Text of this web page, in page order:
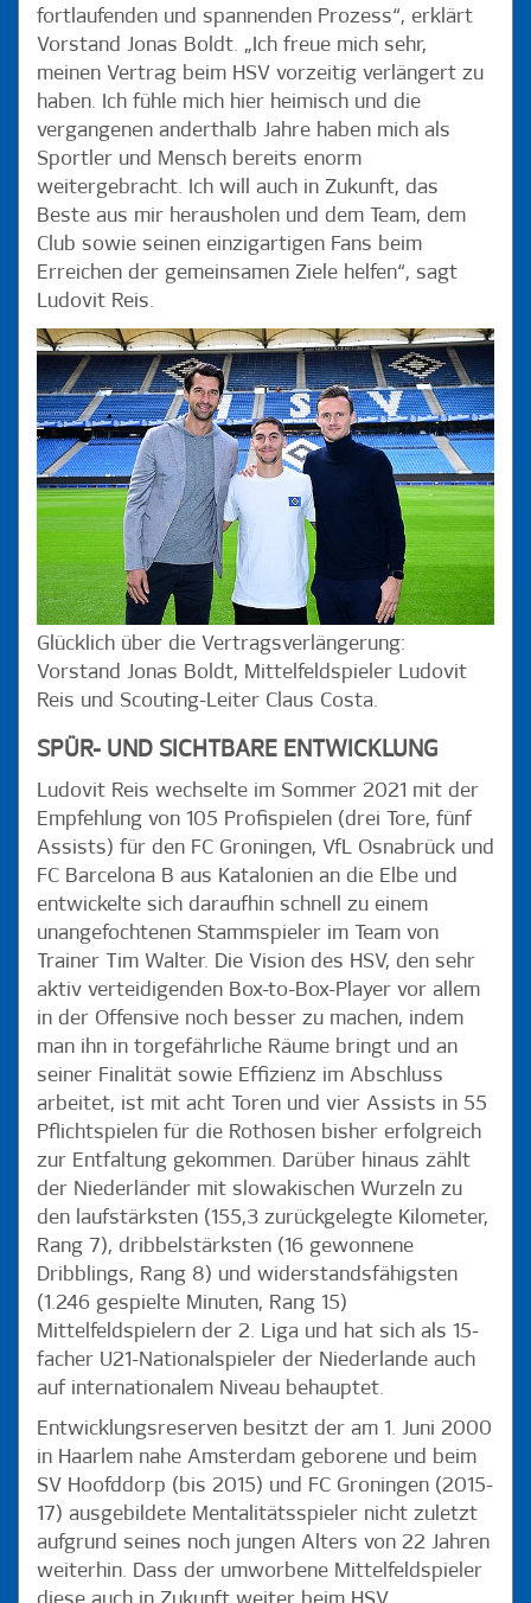
fortlaufenden und spannenden Prozess“, erklärt
Vorstand Jonas Boldt. „Ich freue mich sehr,
meinen Vertrag beim HSV vorzeitig verlängert zu
haben. Ich fühle mich hier heimisch und die
vergangenen anderthalb Jahre haben mich als
Sportler und Mensch bereits enorm
weitergebracht. Ich will auch in Zukunft, das
Beste aus mir herausholen und dem Team, dem
Club sowie seinen einzigartigen Fans beim
Erreichen der gemeinsamen Ziele helfen“, sagt
Ludovit Reis.
Glücklich über die Vertragsverlängerung:
Vorstand Jonas Boldt, Mittelfeldspieler Ludovit
Reis und Scouting-Leiter Claus Costa.
SPÜR- UND SICHTBARE ENTWICKLUNG
Ludovit Reis wechselte im Sommer 2021 mit der
Empfehlung von 105 Profispielen (drei Tore, fünf
Assists) für den FC Groningen, VfL Osnabrück und
FC Barcelona B aus Katalonien an die Elbe und
entwickelte sich daraufhin schnell zu einem
unangefochtenen Stammspieler im Team von
Trainer Tim Walter. Die Vision des HSV, den sehr
aktiv verteidigenden Box-to-Box-Player vor allem
in der Offensive noch besser zu machen, indem
man ihn in torgefährliche Räume bringt und an
seiner Finalität sowie Effizienz im Abschluss
arbeitet, ist mit acht Toren und vier Assists in 55
Pflichtspielen für die Rothosen bisher erfolgreich
zur Entfaltung gekommen. Darüber hinaus zählt
der Niederländer mit slowakischen Wurzeln zu
den laufstärksten (155,3 zurückgelegte Kilometer,
Rang 7), dribbelstärksten (16 gewonnene
Dribblings, Rang 8) und widerstandsfähigsten
(1.246 gespielte Minuten, Rang 15)
Mittelfeldspielern der 2. Liga und hat sich als 15-
facher U21-Nationalspieler der Niederlande auch
auf internationalem Niveau behauptet.
Entwicklungsreserven besitzt der am 1. Juni 2000
in Haarlem nahe Amsterdam geborene und beim
SV Hoofddorp (bis 2015) und FC Groningen (2015-
17) ausgebildete Mentalitätsspieler nicht zuletzt
aufgrund seines noch jungen Alters von 22 Jahren
weiterhin. Dass der umworbene Mittelfeldspieler